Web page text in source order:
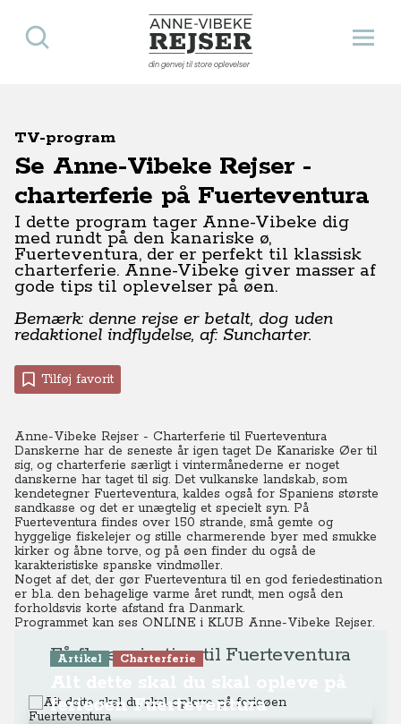
Anne-Vibeke Rejser
din genvej til store oplevelser
Åbn
Søg
TV-program
Se Anne-Vibeke Rejser -
charterferie på Fuerteventura
I dette program tager Anne-Vibeke dig
med rundt på den kanariske ø,
Fuerteventura, der er perfekt til klassisk
charterferie. Anne-Vibeke giver masser af
gode tips til oplevelser på øen.
Bemærk: denne rejse er betalt, dog uden
redaktionel indflydelse, af: Suncharter.
Tilføj favorit
Anne-Vibeke Rejser - Charterferie til Fuerteventura
Danskerne har de seneste år igen taget De Kanariske Øer til
sig, og charterferie særligt i vintermånederne er noget
danskerne har taget til sig. Det vulkanske landskab, som
kendetegner Fuerteventura, kaldes også for Spaniens største
sandkasse og det er unægtelig et specielt syn. På
Fuerteventura findes over 150 strande, små gemte og
hyggelige fiskelejer og stille charmerende byer med smukke
kirker og åbne torve, og på øen finder du også de
karakteristiske spanske vindmøller.
Noget af det, der gør Fuerteventura til en god feriedestination
er bl.a. den behagelige varme året rundt, men også den
forholdsvis korte afstand fra Danmark.
Programmet kan ses ONLINEi KLUB Anne-Vibeke Rejser.
Få flere rejsetips til Fuerteventura
Artikel Charterferie
ferieøen Fuerteventura